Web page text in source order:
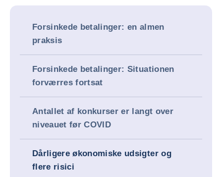
Forsinkede betalinger: en almen
praksis
Forsinkede betalinger: Situationen
forværres fortsat
Antallet af konkurser er langt over
niveauet før COVID
Dårligere økonomiske udsigter og
flere risici